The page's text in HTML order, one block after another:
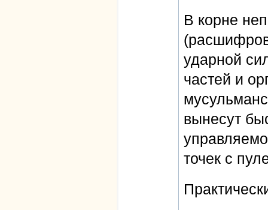
В корне
ударной
частей и
вынесут
точек с